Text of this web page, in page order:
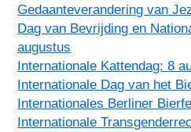
Gedaanteverandering van
Dag van Bevrijding en
augustus
Internationale Kattendag: 8
Internationale Dag van het
Internationales Berliner
Internationale